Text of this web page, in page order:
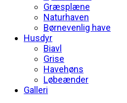
Græsplæne
Naturhaven
Børnevenlig have
Husdyr
Biavl
Grise
Havehøns
Løbeænder
Galleri